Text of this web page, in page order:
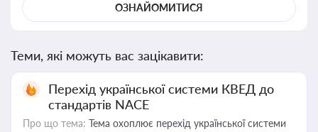
ОЗНАЙОМИТИСЯ
Теми, які можуть вас зацікавити:
Перехід української системи КВЕД до
стандартів NACE
Про що тема: Тема охоплює перехід української системи